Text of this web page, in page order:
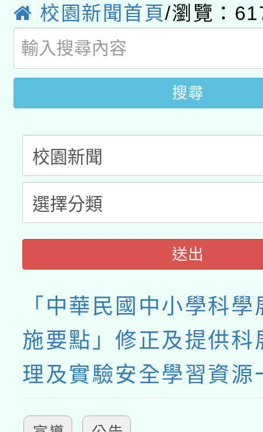
動」
開 智慧啟航」
「2026桃園藝術巡演
關事宜
校園新聞首頁/瀏覽：
搜尋
送出
「中華民國中小學科
施要點」修正及提供科
理及實驗安全學習資源